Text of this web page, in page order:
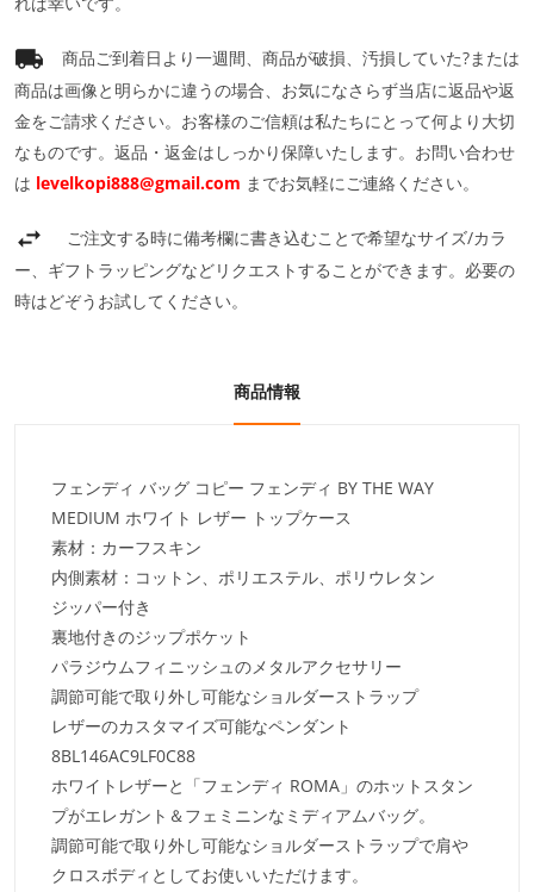
商品ご到着日より一週間、商品が破損、汚損していた?または
商品は画像と明らかに違うの場合、お気になさらず当店に返品や返
金をご請求ください。お客様のご信頼は私たちにとって何より大切
なものです。返品・返金はしっかり保障いたします。お問い合わせ
は levelkopi888@gmail.com までお気軽にご連絡ください。
ご注文する時に備考欄に書き込むことで希望なサイズ/カラ
ー、ギフトラッピングなどリクエストすることができます。必要の
時はどぞうお試してください。
商品情報
フェンディ バッグ コピー フェンディ BY THE WAY
MEDIUM ホワイト レザー トップケース
素材：カーフスキン
内側素材：コットン、ポリエステル、ポリウレタン
ジッパー付き
裏地付きのジップポケット
パラジウムフィニッシュのメタルアクセサリー
調節可能で取り外し可能なショルダーストラップ
レザーのカスタマイズ可能なペンダント
8BL146AC9LF0C88
ホワイトレザーと「フェンディ ROMA」のホットスタン
プがエレガント＆フェミニンなミディアムバッグ。
調節可能で取り外し可能なショルダーストラップで肩や
クロスボディとしてお使いいただけます。